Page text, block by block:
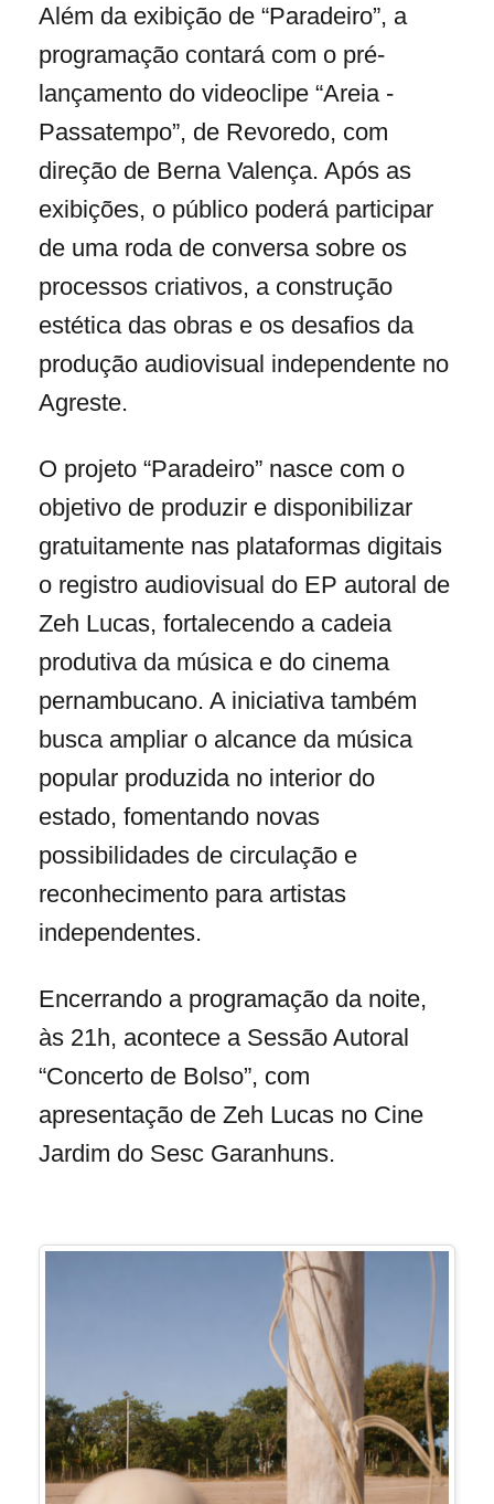
Além da exibição de “Paradeiro”, a
programação contará com o pré-
lançamento do videoclipe “Areia -
Passatempo”, de Revoredo, com
direção de Berna Valença. Após as
exibições, o público poderá participar
de uma roda de conversa sobre os
processos criativos, a construção
estética das obras e os desafios da
produção audiovisual independente no
Agreste.
O projeto “Paradeiro” nasce com o
objetivo de produzir e disponibilizar
gratuitamente nas plataformas digitais
o registro audiovisual do EP autoral de
Zeh Lucas, fortalecendo a cadeia
produtiva da música e do cinema
pernambucano. A iniciativa também
busca ampliar o alcance da música
popular produzida no interior do
estado, fomentando novas
possibilidades de circulação e
reconhecimento para artistas
independentes.
Encerrando a programação da noite,
às 21h, acontece a Sessão Autoral
“Concerto de Bolso”, com
apresentação de Zeh Lucas no Cine
Jardim do Sesc Garanhuns.